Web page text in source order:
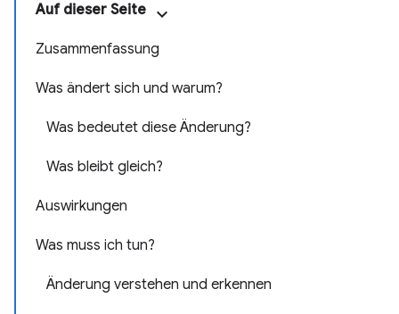
Auf dieser Seite
Zusammenfassung
Was ändert sich und warum?
Was bedeutet diese Änderung?
Was bleibt gleich?
Auswirkungen
Was muss ich tun?
Änderung verstehen und erkennen